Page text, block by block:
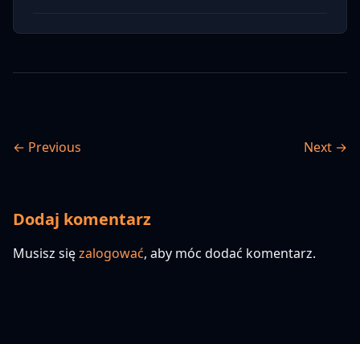
← Previous Next →
Dodaj komentarz
Musisz sięzalogować, aby móc dodać komentarz.